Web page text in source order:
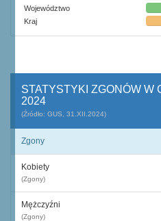
Województwo
Kraj
STATYSTYKI ZGONÓW W
2024
(Źródło: GUS, 31.XII.2024)
Zgony
Kobiety
(Zgony)
Mężczyźni
(Zgony)